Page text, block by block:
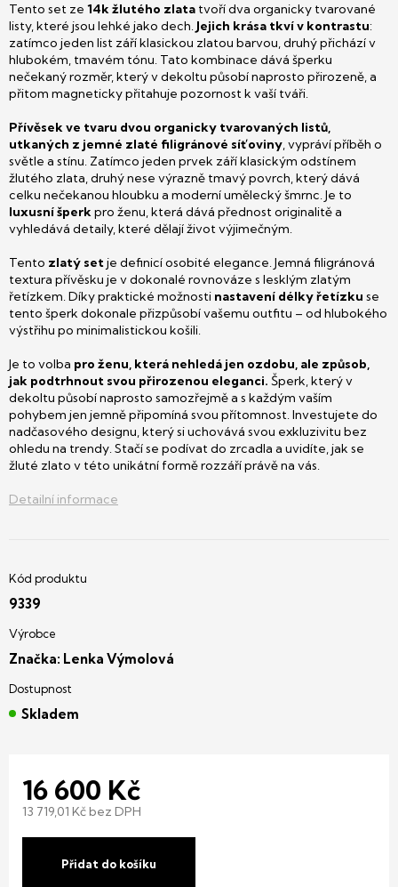
16 600 Kč
13 719,01 Kč bez DPH
Přidat do košíku
Tento set ze 14k žlutého zlata tvoří dva organicky tvarované
listy, které jsou lehké jako dech.Jejich krása tkví v kontrastu:
zatímco jeden list září klasickou zlatou barvou, druhý přichází v
hlubokém, tmavém tónu. Tato kombinace dává šperku
nečekaný rozměr, který v dekoltu působí naprosto přirozeně, a
přitom magneticky přitahuje pozornost k vaší tváři.
Přívěsek ve tvaru dvou organicky tvarovaných listů,
utkaných z jemné zlaté filigránové síťoviny, vypráví příběh o
světle a stínu. Zatímco jeden prvek září klasickým odstínem
žlutého zlata, druhý nese výrazně tmavý povrch, který dává
celku nečekanou hloubku a moderní umělecký šmrnc. Je to
luxusní šperkpro ženu, která dává přednost originalitě a
vyhledává detaily, které dělají život výjimečným.
Tento zlatý setje definicí osobité elegance. Jemná filigránová
textura přívěsku je v dokonalé rovnováze s lesklým zlatým
řetízkem. Díky praktické možnosti nastavení délky řetízku se
tento šperk dokonale přizpůsobí vašemu outfitu – od hlubokého
výstřihu po minimalistickou košili.
Je to volba pro ženu, která nehledá jen ozdobu, ale způsob,
jak podtrhnout svou přirozenou eleganci. Šperk, který v
dekoltu působí naprosto samozřejmě a s každým vaším
pohybem jen jemně připomíná svou přítomnost. Investujete do
nadčasového designu, který si uchovává svou exkluzivitu bez
ohledu na trendy. Stačí se podívat do zrcadla a uvidíte, jak se
žluté zlato v této unikátní formě rozzáří právě na vás.
Detailní informace
9339
Značka: Lenka Výmolová
Skladem